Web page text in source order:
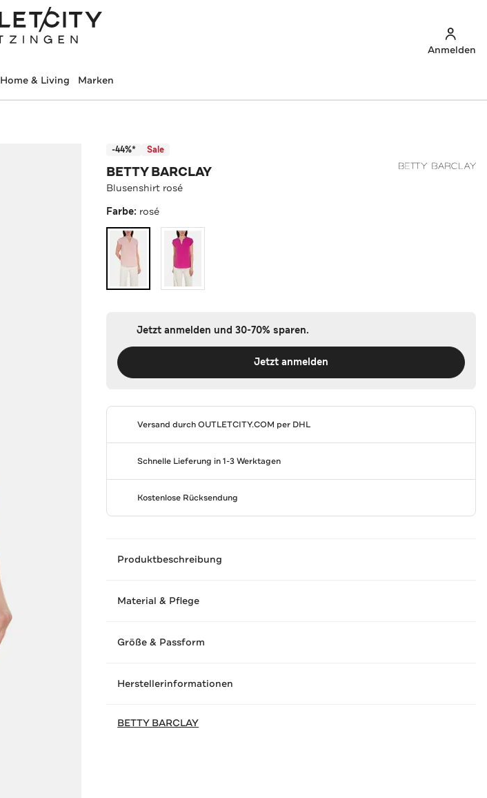
Anmelden
Home & Living Marken
-44%* Sale
BETTY BARCLAY
Blusenshirt rosé
Farbe: rosé
Jetzt anmelden und 30-70% sparen.
Jetzt anmelden
Versand durchOUTLETCITY.COM per DHL
Schnelle Lieferung in 1-3 Werktagen
Kostenlose Rücksendung
Produktbeschreibung
Material & Pflege
Größe & Passform
Herstellerinformationen
BETTY BARCLAY